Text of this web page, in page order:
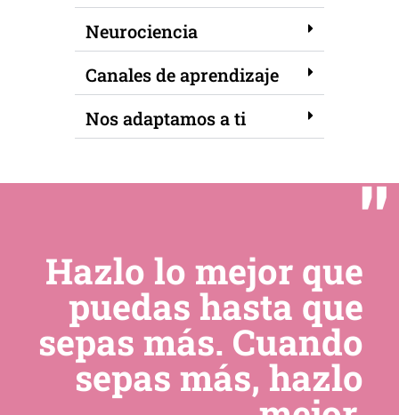
Neurociencia
Canales de aprendizaje
Nos adaptamos a ti
"
Hazlo lo mejor que
puedas hasta que
sepas más. Cuando
sepas más, hazlo